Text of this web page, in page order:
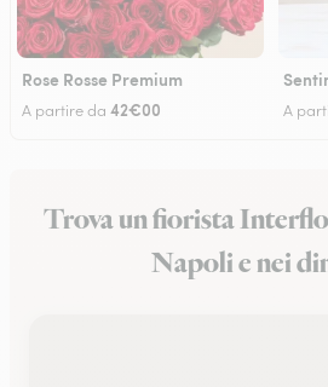
Rose Rosse Premium
A partire da 42€00 A
Trova un fiorista
Napoli e nei